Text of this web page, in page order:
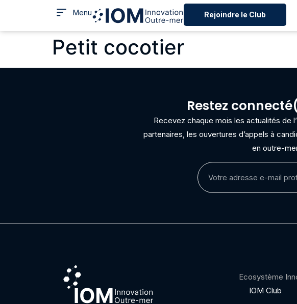
Menu Rejoindre le Club
Petit cocotier
Restez
Recevez chaque mois les actualités de
partenaires, les ouvertures d’appels à
en outre-
Ecosystème
IOM Club